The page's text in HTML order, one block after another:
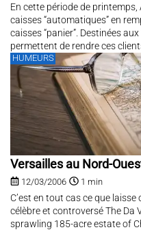
En cette période de
caisses “automatiques” en
caisses “panier”. Destinées
permettent de rendre ces
caisse.
HUMEURS
Versailles au Nord-
12/03/2006 1 min
C’est en tout cas ce que
célèbre et controversé The Da
sprawling 185-acre estate of